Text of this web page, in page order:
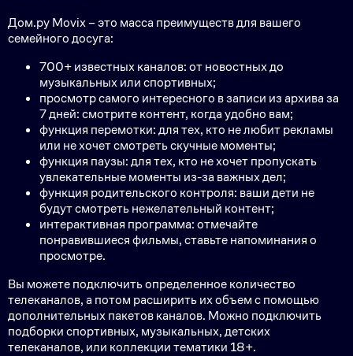
Дом.ру Movix – это масса преимуществ для вашего
семейного досуга:
700+ известных каналов: от новостных до
музыкальных или спортивных;
просмотр самого интересного в записи из архива за
7 дней: смотрите контент, когда удобно вам;
функция перемотки: для тех, кто не любит рекламы
или не хочет смотреть скучные моменты;
функция паузы: для тех, кто не хочет пропускать
увлекательные моменты из-за важных дел;
функция родительского контроля: ваши дети не
будут смотреть нежелательный контент;
интерактивная программа: отмечайте
понравившиеся фильмы, ставьте напоминания о
просмотре.
Вы можете подключить определенное количество
телеканалов, а потом расширить их объем с помощью
дополнительных пакетов каналов. Можно подключить
подборки спортивных, музыкальных, детских
телеканалов, или коллекции тематики 18+.